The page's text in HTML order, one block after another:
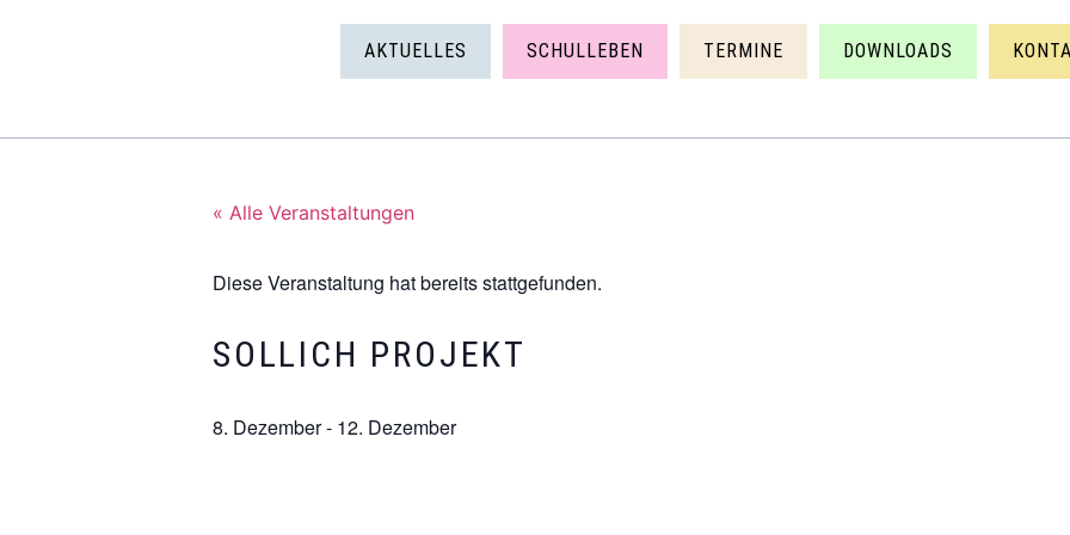
AKTUELLES SCHULLEBEN TERMINE DOWNLOADS
« Alle Veranstaltungen
Diese Veranstaltung hat bereits stattgefunden.
SOLLICH PROJEKT
8. Dezember- 12. Dezember